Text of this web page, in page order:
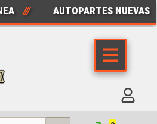
/// AUTOPARTES NUEVAS ///